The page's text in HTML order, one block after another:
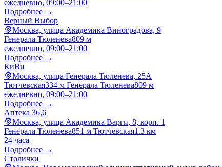
ежедневно, 09:00–21:00
Подробнее →
Верный Выбор
Москва, улица Академика Виноградова, 9
Генерала Тюленева809 м
ежедневно, 09:00–21:00
Подробнее →
КиВи
Москва, улица Генерала Тюленева, 25А
Тютчевская334 м Генерала Тюленева809 м
ежедневно, 09:00–21:00
Подробнее →
Аптека 36,6
Москва, улица Академика Варги, 8, корп. 1
Генерала Тюленева851 м Тютчевская1.3 км
24 часа
Подробнее →
Столички